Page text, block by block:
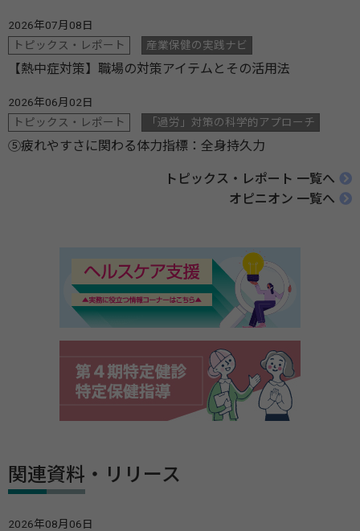
2026年07月08日
トピックス・レポート
産業保健の実践ナビ
【熱中症対策】職場の対策アイテムとその活用法
2026年06月02日
トピックス・レポート
「過労」対策の科学的アプローチ
⑤疲れやすさに関わる体力指標：全身持久力
トピックス・レポート 一覧へ
オピニオン 一覧へ
関連資料・リリース
2026年08月06日